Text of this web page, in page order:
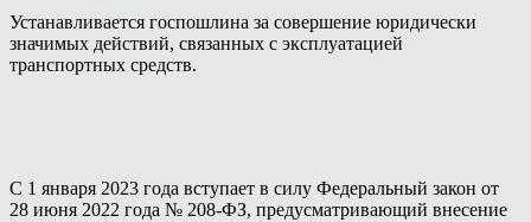
Устанавливается госпошлина за совершение юридически
значимых действий, связанных с эксплуатацией
транспортных средств.
С 1 января 2023 года вступает в силу Федеральный закон от
28 июня 2022 года № 208-ФЗ, предусматривающий внесение